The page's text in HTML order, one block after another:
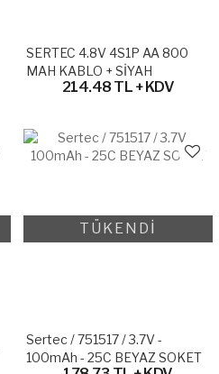
SERTEC 4.8V 4S1P AA 800
MAH KABLO + SİYAH
KONNEKTÖRLÜ OYUNCAK
214.48 TL + KDV
TÜKENDİ
Sertec / 751517 / 3.7V -
100mAh - 25C BEYAZ SOKET